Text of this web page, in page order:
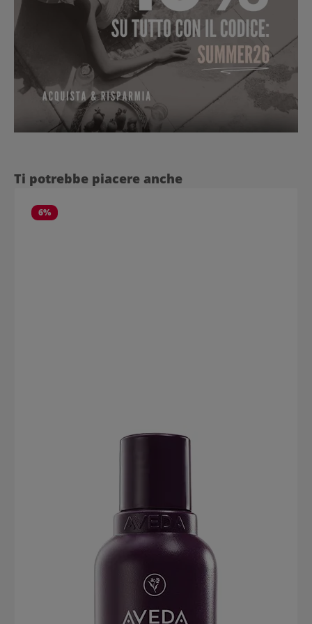
Salta la galleria dei prodotti
Ti potrebbe piacere anche
6%